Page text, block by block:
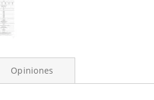
Opiniones